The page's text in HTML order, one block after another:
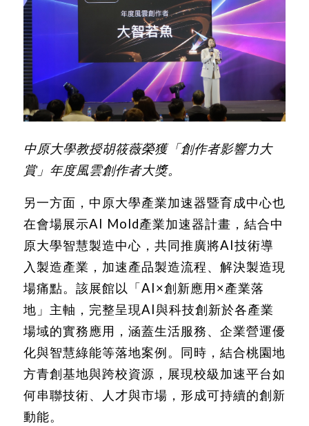
中原大學教授胡筱薇榮獲「創作者影響力大
賞」年度風雲創作者大獎。
另一方面，中原大學產業加速器暨育成中心也
在會場展示AI Mold產業加速器計畫，結合中
原大學智慧製造中心，共同推廣將AI技術導
入製造產業，加速產品製造流程、解決製造現
場痛點。該展館以「AI×創新應用×產業落
地」主軸，完整呈現AI與科技創新於各產業
場域的實務應用，涵蓋生活服務、企業營運優
化與智慧綠能等落地案例。同時，結合桃園地
方青創基地與跨校資源，展現校級加速平台如
何串聯技術、人才與市場，形成可持續的創新
動能。